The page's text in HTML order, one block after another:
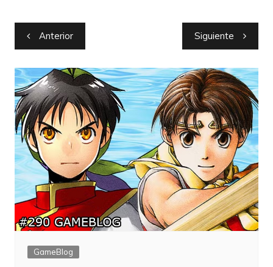
Navegación
de
entradas
Anterior Siguiente
GameBlog